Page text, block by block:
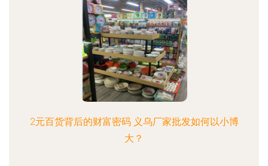
2元百货背后的财富密码 义乌厂家批发如何以小博
大？